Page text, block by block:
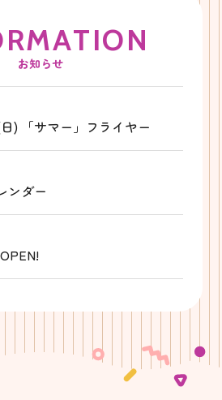
RMATION
お知らせ
) 「サマー」フライヤー
ンダー